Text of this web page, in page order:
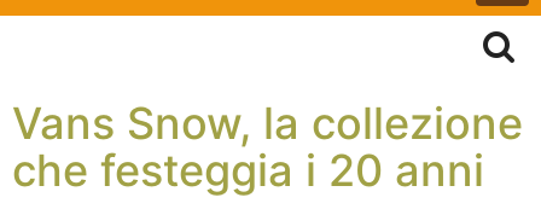
Vans Snow, la collezione
che festeggia i 20 anni